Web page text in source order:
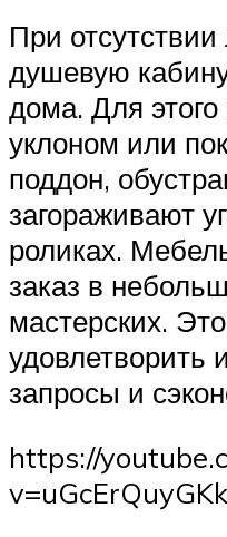
При
душевую
дома. Для
уклоном или
поддон,
загораживают
роликах.
заказ в
мастерских.
удовлетворить
запросы и
https://
v=uGcErQuyGKk